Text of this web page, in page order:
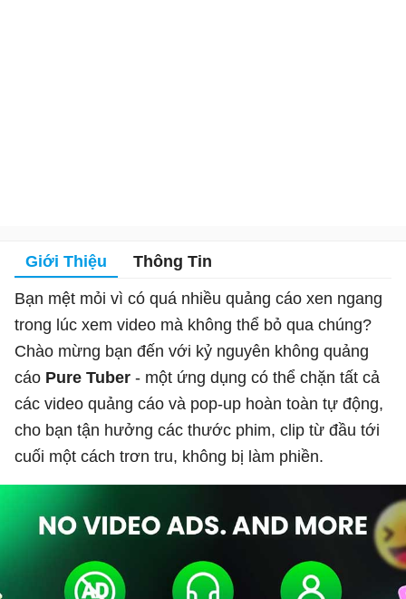
Giới Thiệu Thông Tin
Bạn mệt mỏi vì có quá nhiều quảng cáo xen ngang
trong lúc xem video mà không thể bỏ qua chúng?
Chào mừng bạn đến với kỷ nguyên không quảng
cáo Pure Tuber - một ứng dụng có thể chặn tất cả
các video quảng cáo và pop-up hoàn toàn tự động,
cho bạn tận hưởng các thước phim, clip từ đầu tới
cuối một cách trơn tru, không bị làm phiền.